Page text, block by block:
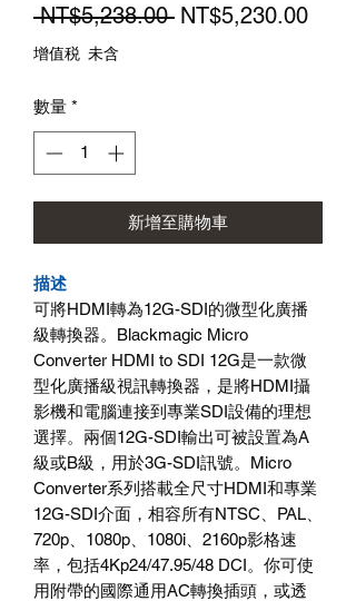
NT$5,238.00 一
NT$5,230.00促
增值税 未含
數量 *
新增至購物車
描述
可將HDMI轉為12G-SDI的微型化廣播
級轉換器。Blackmagic Micro
Converter HDMI to SDI 12G是一款微
型化廣播級視訊轉換器，是將HDMI攝
影機和電腦連接到專業SDI設備的理想
選擇。兩個12G-SDI輸出可被設置為A
級或B級，用於3G-SDI訊號。Micro
Converter系列搭載全尺寸HDMI和專業
12G-SDI介面，相容所有NTSC、PAL、
720p、1080p、1080i、2160p影格速
率，包括4Kp24/47.95/48 DCI。你可使
用附帶的國際通用AC轉換插頭，或透